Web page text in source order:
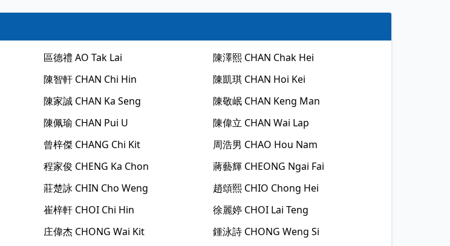
區德禮 AO Tak Lai 陳澤熙 CHAN Chak Hei
陳智軒 CHAN Chi Hin 陳凱琪 CHAN Hoi Kei
陳家誠 CHAN Ka Seng 陳敬岷 CHAN Keng Man
陳佩瑜 CHAN Pui U 陳偉立 CHAN Wai Lap
曾梓傑 CHANG Chi Kit 周浩男 CHAO Hou Nam
程家俊 CHENG Ka Chon 蔣藝輝 CHEONG Ngai Fai
莊楚詠 CHIN Cho Weng 趙頌熙 CHIO Chong Hei
崔梓軒 CHOI Chi Hin 徐麗婷 CHOI Lai Teng
庄偉杰 CHONG Wai Kit 鍾泳詩 CHONG Weng Si